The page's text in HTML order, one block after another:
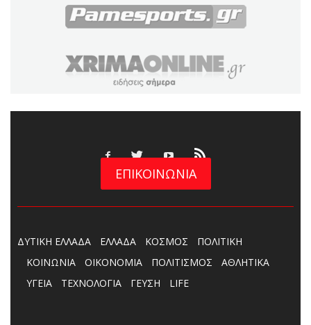
ΕΠΙΚΟΙΝΩΝΙΑ
ΔΥΤΙΚΗ ΕΛΛΑΔΑ ΕΛΛΑΔΑ ΚΟΣΜΟΣ
ΠΟΛΙΤΙΚΗ
ΚΟΙΝΩΝΙΑ
ΟΙΚΟΝΟΜΙΑ ΠΟΛΙΤΙΣΜΟΣ
ΑΘΛΗΤΙΚΑ
ΥΓΕΙΑ
ΤΕΧΝΟΛΟΓΙΑ ΓΕΥΣΗ LIFE